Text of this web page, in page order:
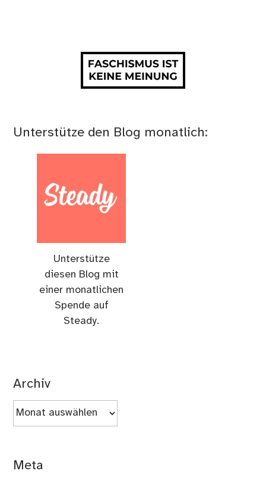
Unterstütze den Blog monatlich:
Unterstütze
diesen Blog mit
einer monatlichen
Spende auf
Steady.
Archiv
Archiv
Meta